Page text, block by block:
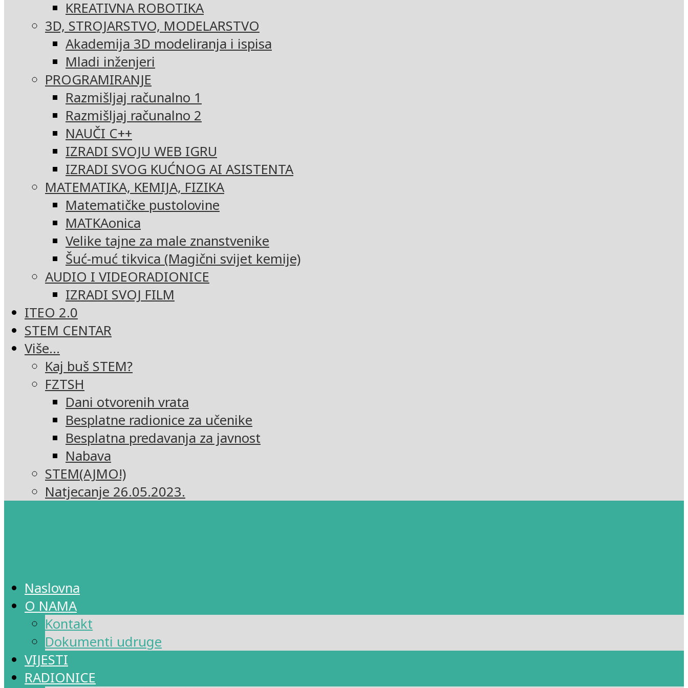
KREATIVNA ROBOTIKA
3D, STROJARSTVO, MODELARSTVO
Akademija 3D modeliranja i ispisa
Mladi inženjeri
PROGRAMIRANJE
Razmišljaj računalno 1
Razmišljaj računalno 2
NAUČI C++
IZRADI SVOJU WEB IGRU
IZRADI SVOG KUĆNOG AI ASISTENTA
MATEMATIKA, KEMIJA, FIZIKA
Matematičke pustolovine
MATKAonica
Velike tajne za male znanstvenike
Šuć-muć tikvica (Magični svijet kemije)
AUDIO I VIDEORADIONICE
IZRADI SVOJ FILM
ITEO 2.0
STEM CENTAR
Više…
Kaj buš STEM?
FZTSH
Dani otvorenih vrata
Besplatne radionice za učenike
Besplatna predavanja za javnost
Nabava
STEM(AJMO!)
Natjecanje 26.05.2023.
Naslovna
O NAMA
Kontakt
Dokumenti udruge
VIJESTI
RADIONICE